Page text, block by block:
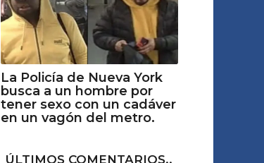
La Policía de Nueva York
busca a un hombre por
tener sexo con un cadáver
en un vagón del metro.
ÚLTIMOS COMENTARIOS..